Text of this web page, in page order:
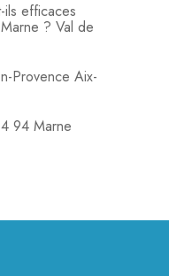
ils efficaces
? Val de
Provence Aix-
94 Marne